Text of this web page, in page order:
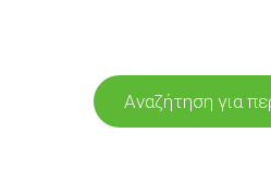
Αναζήτηση για